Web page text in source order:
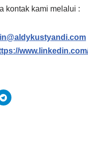
kontak kami melalui :